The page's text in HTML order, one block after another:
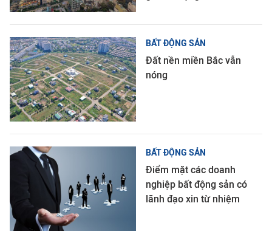
BẤT ĐỘNG SẢN
Đất nền miền Bắc vẫn
nóng
BẤT ĐỘNG SẢN
Điểm mặt các doanh
nghiệp bất động sản có
lãnh đạo xin từ nhiệm